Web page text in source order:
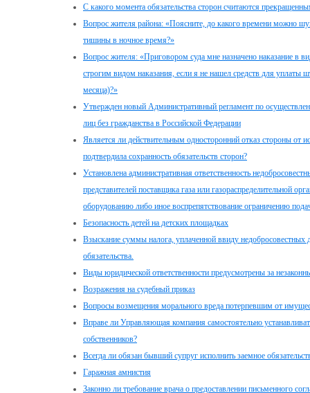
С какого момента обязательства сторон считаются
Вопрос жителя района: «Поясните, до какого времени можно
тишины в ночное время?»
Вопрос жителя: «Приговором суда мне назначено наказание в
строгим видом наказания, если я не нашел средств для уплаты
месяца)?»
Утвержден новый Административный регламент по
лиц без гражданства в Российской Федерации
Является ли действительным односторонний отказ стороны от
подтвердила сохранность обязательств сторон?
Установлена административная ответственность
представителей поставщика газа или газораспределительной
оборудованию либо иное воспрепятствование ограничению
Безопасность детей на детских площадках
Взыскание суммы налога, уплаченной ввиду недобросовестных
обязательства.
Виды юридической ответственности предусмотрены за
Возражения на судебный приказ
Вопросы возмещения морального вреда потерпевшим от
Вправе ли Управляющая компания самостоятельно
собственников?
Всегда ли обязан бывший супруг исполнить заемное
Гаражная амнистия
Законно ли требование врача о предоставлении письменного